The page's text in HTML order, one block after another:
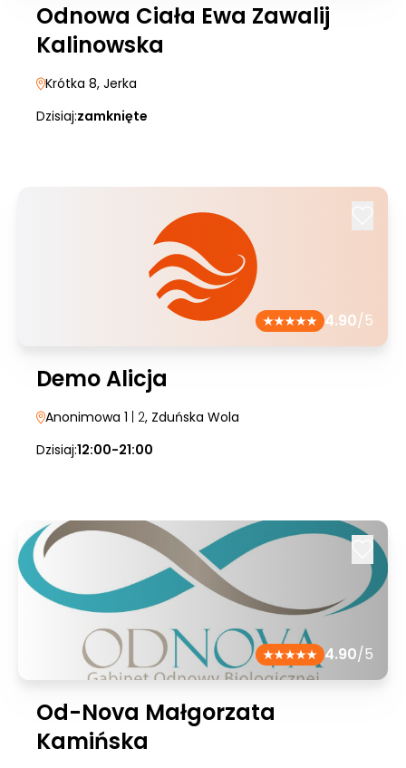
Odnowa Ciała Ewa Zawalij
Kalinowska
Krótka 8, Jerka
Dzisiaj:zamknięte
4.90/5
Demo Alicja
Anonimowa 1 | 2, Zduńska Wola
Dzisiaj:12:00-21:00
4.90/5
Od-Nova Małgorzata
Kamińska